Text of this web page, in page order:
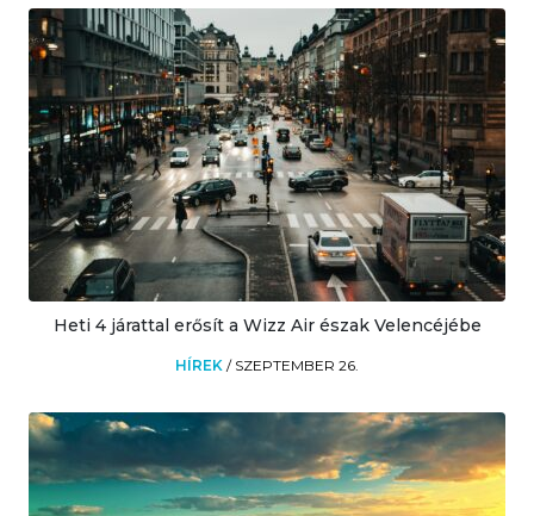
Heti 4 járattal erősít a Wizz Air észak Velencéjébe
HÍREK / SZEPTEMBER 26.